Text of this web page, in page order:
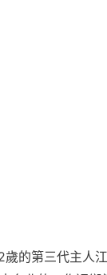
的第三代主人